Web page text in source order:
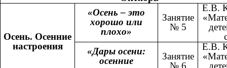
Осень. Осенние
настроения
«Осень – это
хорошо или
плохо»
Занятие
№ 5
Е.В.
«Дары осени:
осенние
Занятие
Е.В.